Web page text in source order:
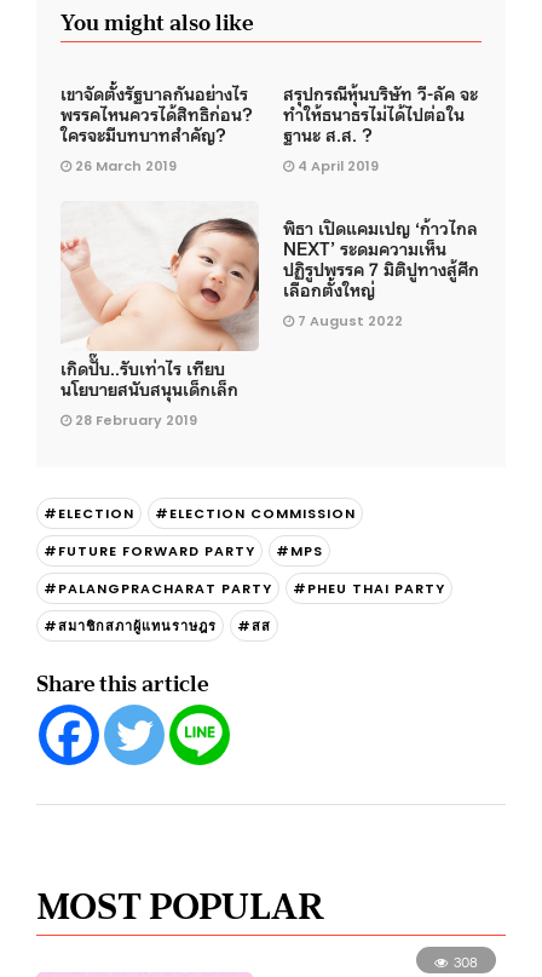
You might also like
เขาจัดตั้งรัฐบาลกันอย่างไร
พรรคไหนควรได้สิทธิก่อน?
ใครจะมีบทบาทสำคัญ?
26 March 2019
สรุปกรณีหุ้นบริษัท วี-ลัค จะ
ทำให้ธนาธรไม่ได้ไปต่อใน
ฐานะ ส.ส. ?
4 April 2019
เกิดปั๊บ..รับเท่าไร เทียบ
นโยบายสนับสนุนเด็กเล็ก
28 February 2019
พิธา เปิดแคมเปญ ‘ก้าวไกล
NEXT’ ระดมความเห็น
ปฏิรูปพรรค 7 มิติปูทางสู้ศึก
เลือกตั้งใหญ่
7 August 2022
#ELECTION
#ELECTION COMMISSION
#FUTURE FORWARD PARTY
#MPS
#PALANGPRACHARAT PARTY
#PHEU THAI PARTY
#สมาชิกสภาผู้แทนราษฎร
#สส
Share this article
MOST POPULAR
308